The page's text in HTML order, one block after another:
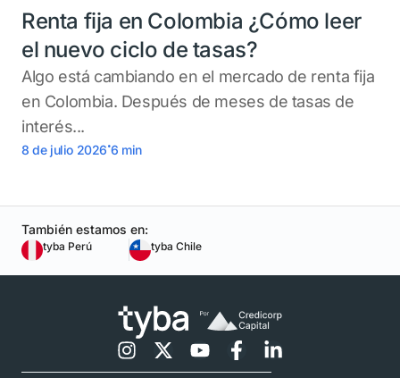
Renta fija en Colombia ¿Cómo leer
el nuevo ciclo de tasas?
Algo está cambiando en el mercado de renta fija
en Colombia. Después de meses de tasas de
interés...
8 de julio 2026.6 min
También estamos en:
tyba Perú tyba Chile